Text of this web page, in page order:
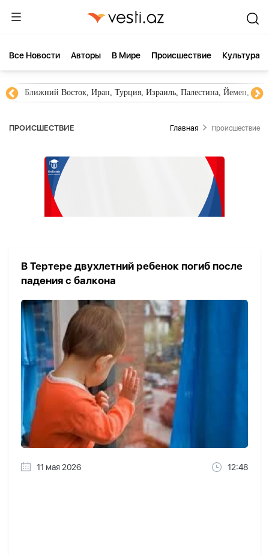
Все Новости Aвторы В Мире Происшествие Культура
Ближний Восток, Иран, Турция, Израиль, Палестина, Йемен,
ПРОИСШЕСТВИЕ Главная Происшествие
В Тертере двухлетний ребенок погиб после
падения с балкона
11 мая 2026 12:48